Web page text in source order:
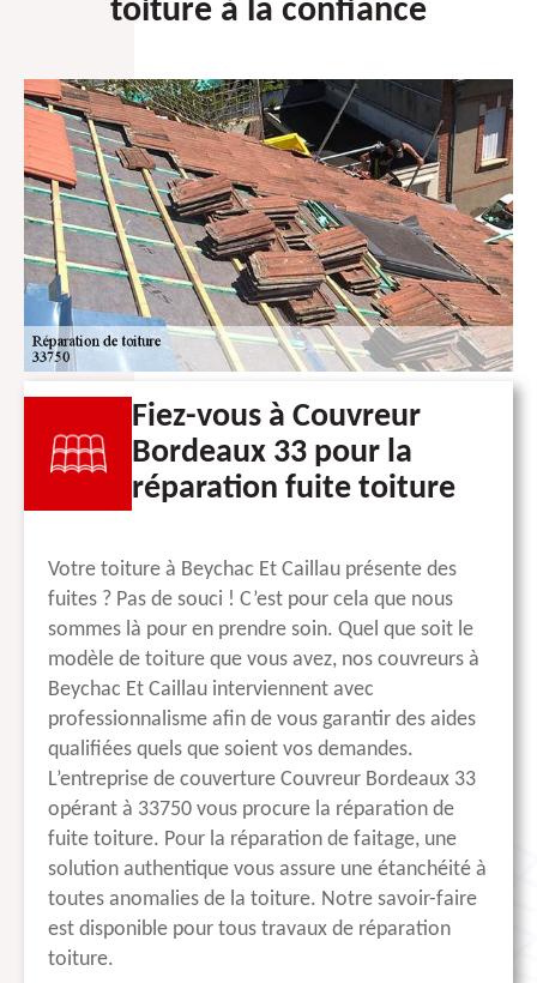
toiture à la confiance
Fiez-vous à Couvreur
Bordeaux 33 pour la
réparation fuite toiture
Votre toiture à Beychac Et Caillau présente des
fuites ? Pas de souci ! C’est pour cela que nous
sommes là pour en prendre soin. Quel que soit le
modèle de toiture que vous avez, nos couvreurs à
Beychac Et Caillau interviennent avec
professionnalisme afin de vous garantir des aides
qualifiées quels que soient vos demandes.
L’entreprise de couverture Couvreur Bordeaux 33
opérant à 33750 vous procure la réparation de
fuite toiture. Pour la réparation de faitage, une
solution authentique vous assure une étanchéité à
toutes anomalies de la toiture. Notre savoir-faire
est disponible pour tous travaux de réparation
toiture.